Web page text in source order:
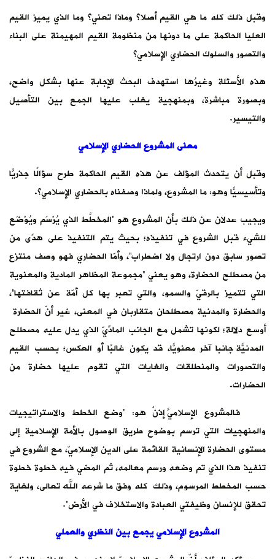
وقبل ذلك كله ما هي القيم أصلا؟ وماذا تعني؟ وما الذي يميز القيم
العليا الحاكمة على ما دونها من منظومة القيم المهيمنة على البناء
والتصور والسلوك الحضاري الإسلامي؟
هذه الأسئلة وغيرُها استهدف البحث الإجابة عنها بشكل واضح،
وبصورة مباشرة، وبمنهجية يغلب عليها الجمع بين التأصيل
والتيسير.
معنى المشروع الحضاري الإسلامي
وقبل أن يتحدث المؤلف عن هذه القيم الحاكمة طرح سؤالًا جذريًّا
وتأسيسيًّا وهو: ما المشروع، ولماذا وصفناه بالحضاري الإسلامي؟.
ويجيب عدلان عن ذلك بأن المشروع هو “المخطَّط الذي يُرْسَم ويُوْضَع
للشيء قبل الشروع في تنفيذه؛ بحيث يتم التنفيذ على هدًى من
تصور سابق دون ارتجال ولا اضطراب”، وأمّا الحضاري فهو وصف منتزع
من مصطلح الحضارة، وهو يعني “مجموعة المظاهر المادية والمعنوية
التي تتميز بالرقيّ والسمو، والتي تعبر بها كل أمّة عن ثقافتها”،
والحضارة والمدنية مصطلحان متقاربان في المعنى، غير أنّ الحضارة
أوسع دلالة؛ لكونها تشمل مع الجانب المادِّيّ الذي يدل عليه مصطلح
المدنيّة جانبًا آخر معنويًّا، قد يكون غالبًا أو العكس؛ بحسب القيم
والتصورات والمنطلقات والغايات التي تقوم عليها حضارة من
الحضارات.
فالمشروع الإسلاميّ إذَنْ هو: “وضع الخطط والاستراتيجيات
والمنهجيات التي ترسم بوضوح طريق الوصول بالأمة الإسلامية إلى
مستوى الحضارة الإنسانية القائمة على الدين الإسلاميّ، مع الشروع في
تنفيذ هذا الذي تم وضعه ورسم معالمه، ثم المضي فيه خطوة خطوة
حسب المخطط المرسوم، وذلك كله وفق ما شرعه الله تعالى، ولغاية
تحقق للإنسان وظيفتي العبادة والاستخلاف في الأرض”.
المشروع الإسلامي يجمع بين النظري والعملي